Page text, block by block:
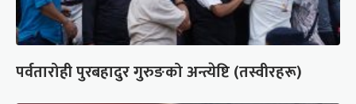
पर्वतारोही पुरबहादुर गुरुङको अन्त्येष्टि (तस्वीरहरू)